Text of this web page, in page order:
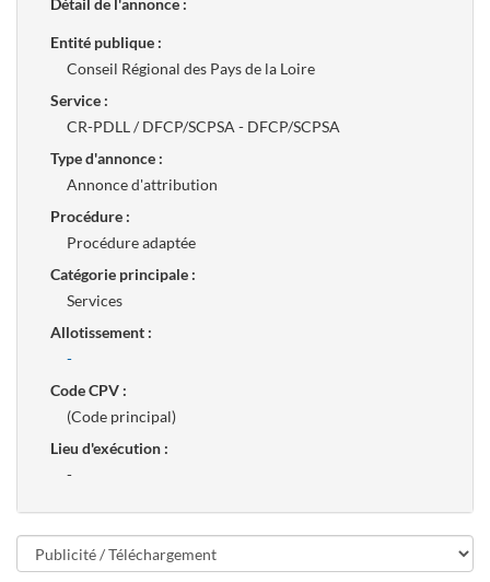
Détail de l'annonce :
Entité publique :
Conseil Régional des Pays de la Loire
Service :
CR-PDLL / DFCP/SCPSA - DFCP/SCPSA
Type d'annonce :
Annonce d'attribution
Procédure :
Procédure adaptée
Catégorie principale :
Services
Allotissement :
-
Code CPV :
(Code principal)
Lieu d'exécution :
-